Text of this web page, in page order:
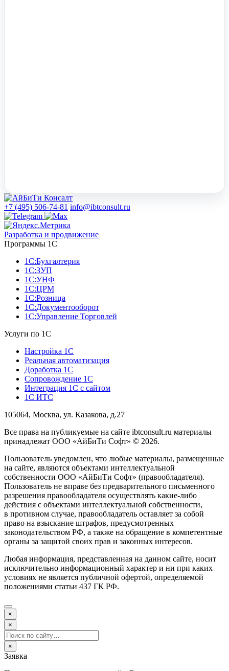
+7 (495) 506-74-81 info@ibtconsult.ru
Разработка и продвижение
Программы 1С
1С:Бухгалтерия
1С:ЗУП
1С:УНФ
1С:ЦРМ
1С:Розница
1С:Документооборот
1С:Управление Торговлей
Услуги по 1С
Настройка 1С
Реальная автоматизация
Доработка 1С
Сопровождение 1С
Интеграция 1С с сайтом
1С ИТС
105064, Москва, ул. Казакова, д.27
Все права на публикуемые на сайте ibtconsult.ru материалы
принадлежат ООО «АйБиТи Софт» © 2026.
Пользователь уведомлен, что любые материалы, размещенные
на сайте, являются объектами интеллектуальной
собственности ООО «АйБиТи Софт» (правообладателя).
Пользователь не вправе без предварительного письменного
разрешения правообладателя осуществлять какие-либо
действия с объектами интеллектуальной собственности,
в противном случае, правообладатель оставляет за собой
право на взыскание штрафов, предусмотренных
законодательством РФ, а также на обращение в компетентные
органы за защитой своих прав и законных интересов.
Любая информация, представленная на данном сайте, носит
исключительно информационный характер и ни при каких
условиях не является публичной офертой, определяемой
положениями статьи 437 ГК РФ.
×
×
×
Заявка